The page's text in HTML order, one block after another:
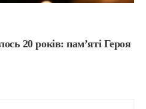
20 років: пам’яті Героя